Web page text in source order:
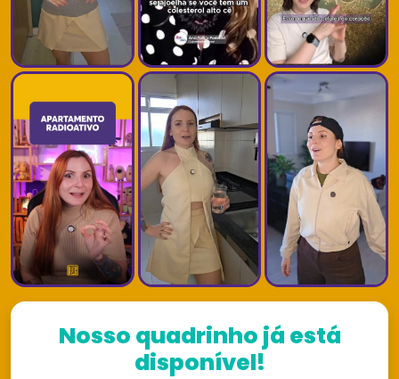
Nosso quadrinho já está
disponível!